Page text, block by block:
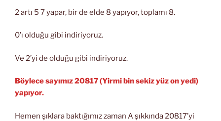
2 artı 5 7 yapar, bir de elde 8 yapıyor, toplamı 8.
0’ı olduğu gibi indiriyoruz.
Ve 2’yi de olduğu gibi indiriyoruz.
Böylece sayımız 20817 (Yirmi bin sekiz yüz on yedi)
yapıyor.
Hemen şıklara baktığımız zaman A şıkkında 20817’yi